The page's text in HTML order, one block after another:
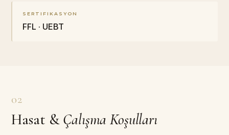
SERTIFIKASYON
FFL · UEBT
02
Hasat & Çalışma Koşulları